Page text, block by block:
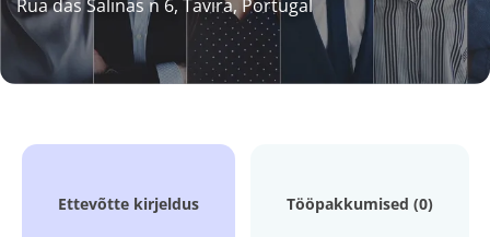
Rua das Salinas n 6, Tavira, Portugal
Ettevõtte kirjeldus Tööpakkumised (0)